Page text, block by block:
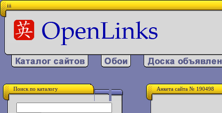
iii
Поиск по каталогу Анкета сайта № 190498